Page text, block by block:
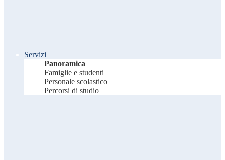
Servizi
Panoramica
Famiglie e studenti
Personale scolastico
Percorsi di studio